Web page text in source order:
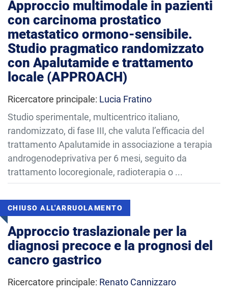
Approccio multimodale in pazienti
con carcinoma prostatico
metastatico ormono-sensibile.
Studio pragmatico randomizzato
con Apalutamide e trattamento
locale (APPROACH)
Ricercatore principale: Lucia Fratino
Studio sperimentale, multicentrico italiano,
randomizzato, di fase III, che valuta l’efficacia del
trattamento Apalutamide in associazione a terapia
androgenodeprivativa per 6 mesi, seguito da
trattamento locoregionale, radioterapia o ...
CHIUSO ALL'ARRUOLAMENTO
Approccio traslazionale per la
diagnosi precoce e la prognosi del
cancro gastrico
Ricercatore principale: Renato Cannizzaro